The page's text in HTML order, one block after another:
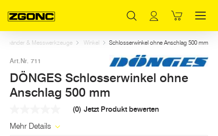
& Messwerkzeuge Winkel Schlosserwinkel ohne Anschlag 500 mm
Art.Nr. 711
DÖNGES Schlosserwinkel ohne
Anschlag 500 mm
Link
(0) Jetzt Produkt bewerten
Mehr Details